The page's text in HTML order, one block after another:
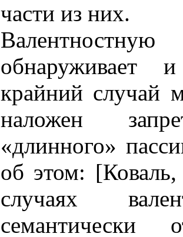
части из них.
обнаруживает
крайний случай
наложен
«длинного»
об этом:
случаях
семантически